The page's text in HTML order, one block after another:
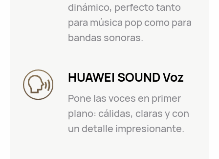
dinámico, perfecto tanto
para música pop como para
bandas sonoras.
HUAWEI SOUND Voz
Pone las voces en primer
plano: cálidas, claras y con
un detalle impresionante.